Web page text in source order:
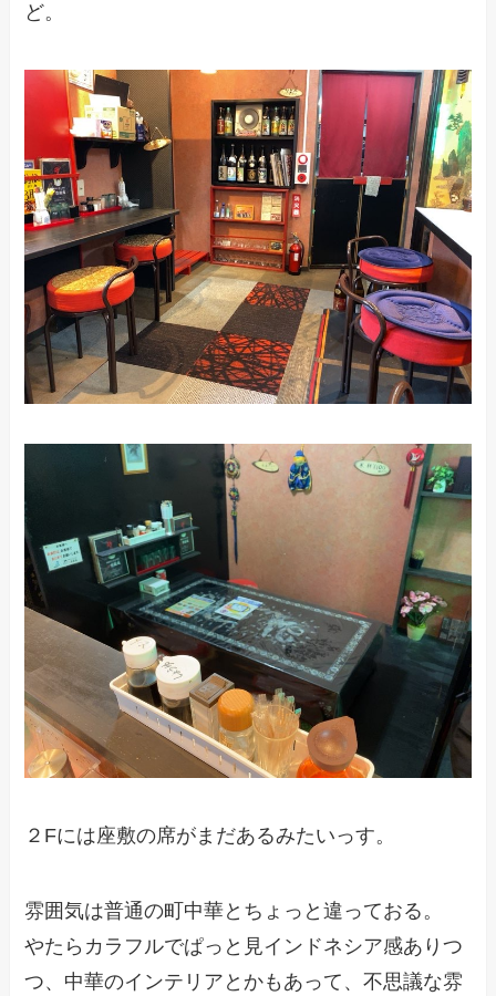
ど。
２Fには座敷の席がまだあるみたいっす。
雰囲気は普通の町中華とちょっと違っておる。
やたらカラフルでぱっと見インドネシア感ありつ
つ、中華のインテリアとかもあって、不思議な雰